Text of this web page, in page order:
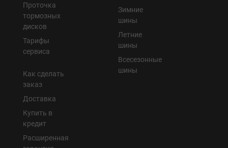
Проточка
тормозных
дисков
Тарифы
сервиса
Как сделать
заказ
Доставка
Купить в
кредит
Расширенная
Зимние
шины
Летние
шины
Всесезонные
шины